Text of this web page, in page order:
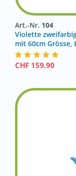
Art.-Nr. 104
Violette
mit 60cm Grösse,
CHF 159.90